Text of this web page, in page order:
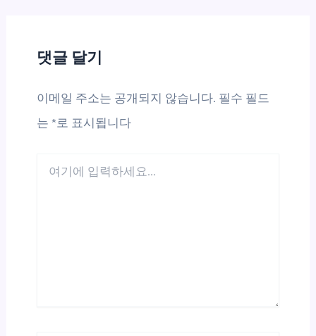
댓글 달기
이메일 주소는 공개되지 않습니다. 필수 필드
는 *로 표시됩니다